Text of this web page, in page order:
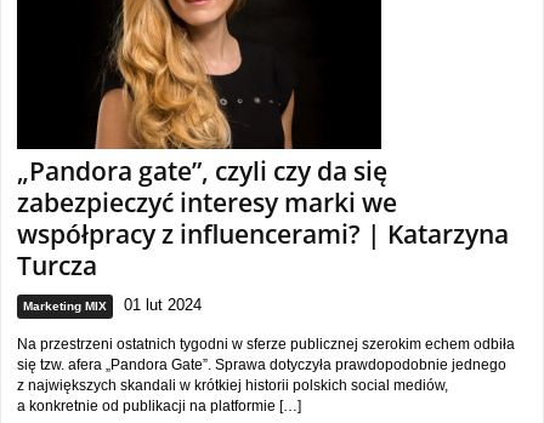
„Pandora gate”, czyli czy da się
zabezpieczyć interesy marki we
współpracy z influencerami? | Katarzyna
Turcza
Marketing MIX 01 lut 2024
Na przestrzeni ostatnich tygodni w sferze publicznej szerokim echem odbiła
się tzw. afera „Pandora Gate”. Sprawa dotyczyła prawdopodobnie jednego
z największych skandali w krótkiej historii polskich social mediów,
a konkretnie od publikacji na platformie […]